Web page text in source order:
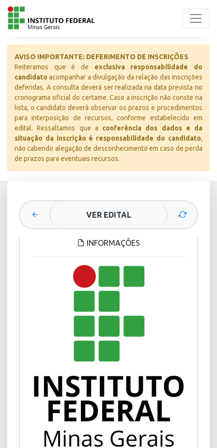
AVISO IMPORTANTE: DEFERIMENTO DE INSCRIÇÕES
Reiteramos que é de exclusiva responsabilidade do
candidato acompanhar a divulgação da relação das inscrições
deferidas. A consulta deverá ser realizada na data prevista no
cronograma oficial do certame. Caso a inscrição não conste na
lista, o candidato deverá observar os prazos e procedimentos
para interposição de recursos, conforme estabelecido em
edital. Ressaltamos que a conferência dos dados e da
situação da inscrição é responsabilidade do candidato,
não cabendo alegação de desconhecimento em caso de perda
de prazos para eventuais recursos.
VER EDITAL
INFORMAÇÕES